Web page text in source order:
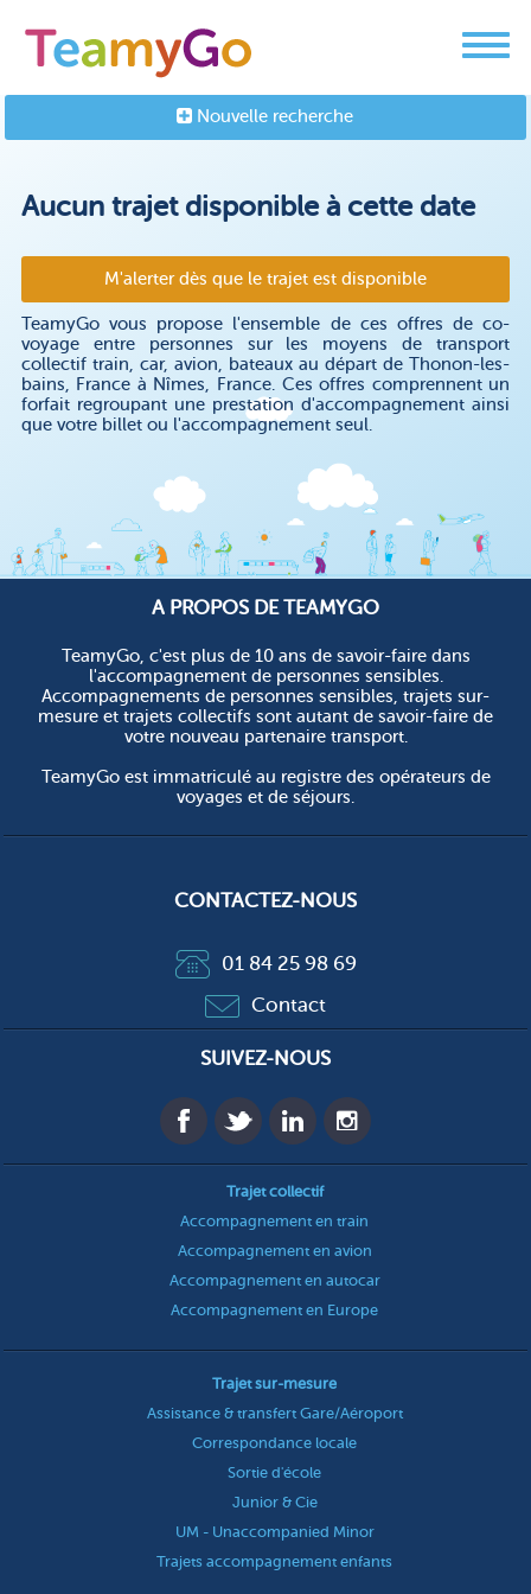
Nouvelle recherche
Aucun trajet disponible à cette date
M'alerter dès que le trajet est disponible
TeamyGo vous propose l'ensemble de ces offres de co-
voyage entre personnes sur les moyens de transport
collectif train, car, avion, bateaux au départ de Thonon-les-
bains, France à Nîmes, France. Ces offres comprennent un
forfait regroupant une prestation d'accompagnement ainsi
que votre billet ou l'accompagnement seul.
A PROPOS DE TEAMYGO
TeamyGo, c'est plus de 10 ans de savoir-faire dans
l'accompagnement de personnes sensibles.
Accompagnements de personnes sensibles, trajets sur-
mesure et trajets collectifs sont autant de savoir-faire de
votre nouveau partenaire transport.
TeamyGo est immatriculé au registre des opérateurs de
voyages et de séjours.
CONTACTEZ-NOUS
01 84 25 98 69
Contact
SUIVEZ-NOUS
Trajet collectif
Accompagnement en train
Accompagnement en avion
Accompagnement en autocar
Accompagnement en Europe
Trajet sur-mesure
Assistance & transfert Gare/Aéroport
Correspondance locale
Sortie d'école
Junior & Cie
UM - Unaccompanied Minor
Trajets accompagnement enfants